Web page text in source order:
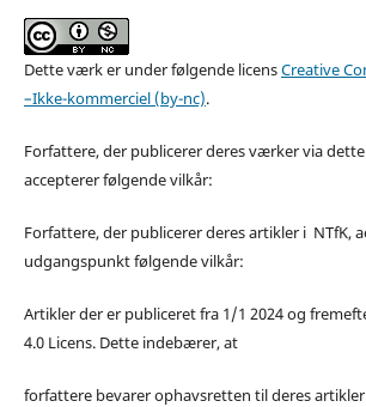
Dette værk er under følgende licensCreative
–Ikke-kommerciel (by-nc).
Forfattere, der publicerer deres værker via
accepterer følgende vilkår:
Forfattere, der publicerer deres artikler i NTfK,
udgangspunkt følgende vilkår:
Artikler der er publiceret fra 1/1 2024 og
4.0 Licens. Dette indebærer, at
forfattere bevarer ophavsretten til deres